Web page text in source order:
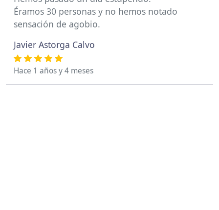
Éramos 30 personas y no hemos notado
sensación de agobio.
Javier Astorga Calvo
Hace 1 años y 4 meses